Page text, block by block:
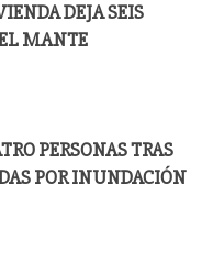
DEJA SEIS
MANTE
PERSONAS TRAS
POR INUNDACIÓN